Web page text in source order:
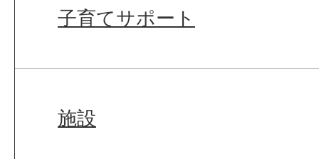
子育てサポート
施設